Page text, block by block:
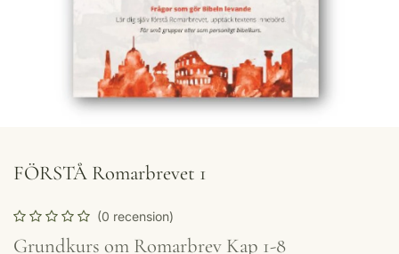
FÖRSTÅ Romarbrevet 1
(0 recension)
Grundkurs om Romarbrev Kap 1-8